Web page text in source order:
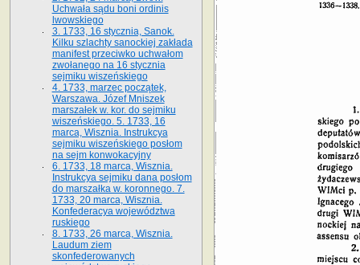
Uchwała sądu boni ordinis
lwowskiego
3. 1733, 16 stycznia, Sanok.
Kilku szlachty sanockiej zakłada
manifest przeciwko uchwałom
zwołanego na 16 stycz­nia
sejmiku wiszeńskiego
4. 1733, marzec początek,
Warszawa. Józef Mniszek
marszałek w. kor. do sejmiku
wiszeńskiego. 5. 1733, 16
marca, Wisznia. Instrukcya
sejmiku wiszeńskiego posłom
na sejm konwokacyjny
6. 1733, 18 marca, Wisznia.
Instrukcya sejmiku dana posłom
do marszałka w. koronnego. 7.
1733, 20 marca, Wisznia.
Konfederacya województwa
ruskiego
8. 1733, 26 marca, Wisznia.
Laudum ziem
skonfederowanych